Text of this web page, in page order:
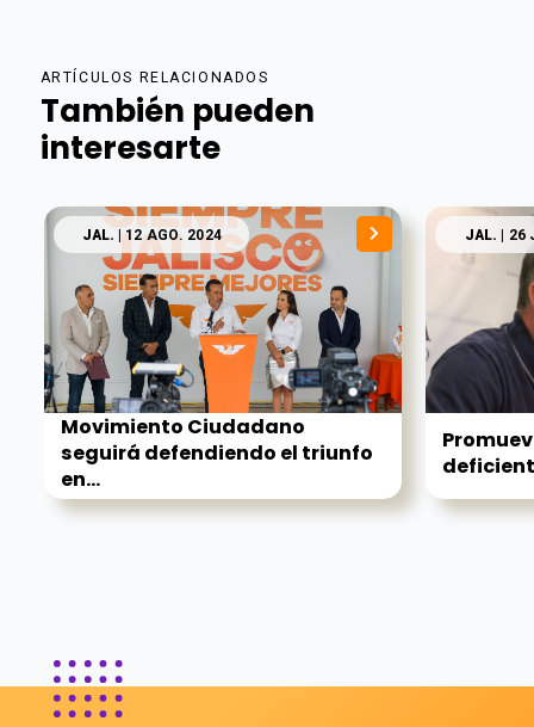
ARTÍCULOS RELACIONADOS
También pueden
interesarte
JAL. | 12 AGO. 2024
Movimiento Ciudadano
seguirá defendiendo el triunfo
en...
JAL. | 26